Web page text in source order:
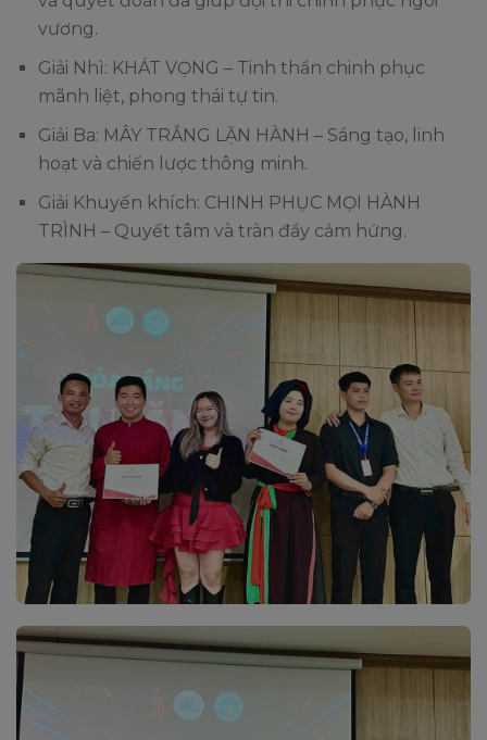
vương.
Giải Nhì: KHÁT VỌNG – Tinh thần chinh phục
mãnh liệt, phong thái tự tin.
Giải Ba: MÂY TRẮNG LẶN HÀNH – Sáng tạo, linh
hoạt và chiến lược thông minh.
Giải Khuyến khích: CHINH PHỤC MỌI HÀNH
TRÌNH – Quyết tâm và tràn đầy cảm hứng.